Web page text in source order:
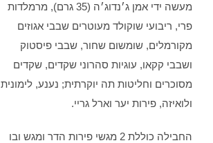
מעשה ידי אמן ג׳נדוג׳ה (35 גרם), מרמלדות
פרי, ריבועי שוקולד מעוטרים שבבי אגוזים
מקורמלים, שומשום שחור, שבבי פיסטוק
ושבבי קקאו, עוגיות סהרוני שקדים, שקדים
מסוכרים וחליטות תה יוקרתית; נענע, לימונית
ולואיזה, פירות יער וארל גריי.
החבילה כוללת 2 מגשי פירות הדר ומגש ובו